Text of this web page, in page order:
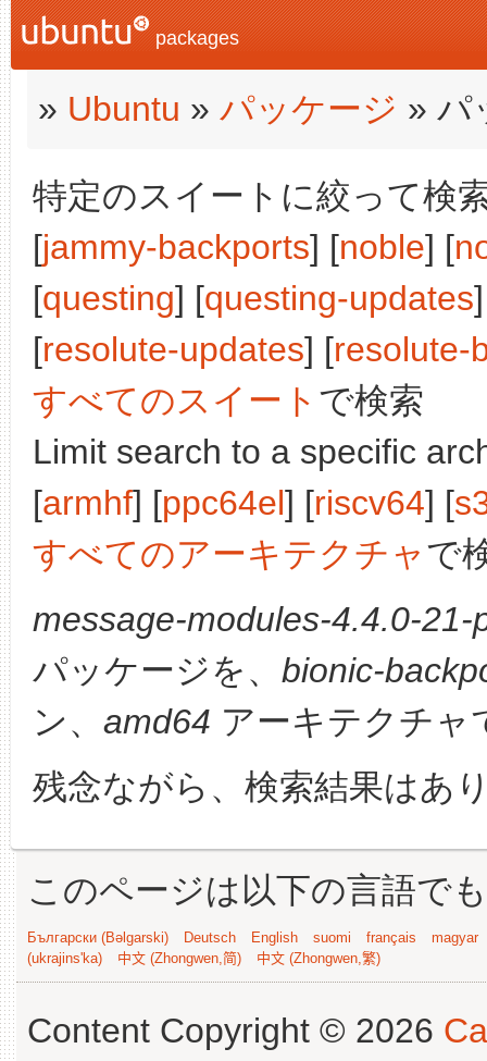
packages
» Ubuntu » パッケージ » パ
特定のスイートに絞って検
[jammy-backports] [noble] [
[questing] [questing-updates
[resolute-updates] [resolute-
すべてのスイート で検索
Limit search to a specific
[armhf] [ppc64el] [riscv64] [
すべてのアーキテクチャで
message-modules-4.4.0-
パッケージを、 bionic-
ン、 amd64 アーキテクチャ
残念ながら、検索結果はあ
このページは以下の言語で
Български (Bəlgarski) Deutsch English suomi français
magyar
(ukrajins'ka)
中文 (Zhongwen,简) 中文 (Zhongwen,繁)
Content Copyright © 2026